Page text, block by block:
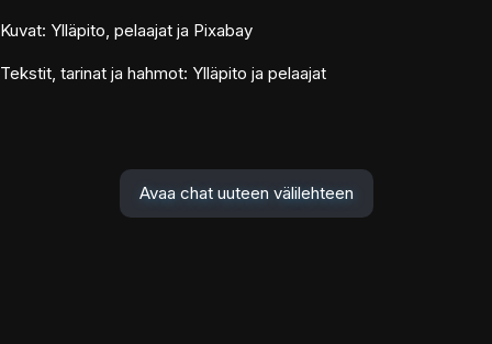
Kuvat: Ylläpito, pelaajat ja Pixabay
Tekstit, tarinat ja hahmot: Ylläpito ja pelaajat
Avaa chat uuteen välilehteen